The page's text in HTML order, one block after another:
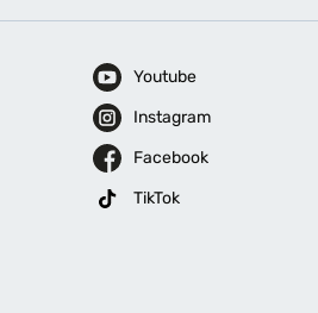
Youtube
Instagram
Facebook
TikTok